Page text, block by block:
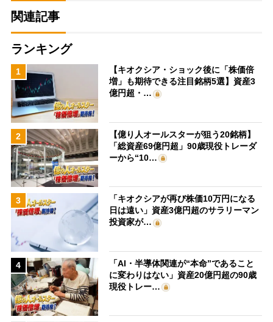
関連記事
ランキング
1
【キオクシア・ショック後に「株価倍
増」も期待できる注目銘柄5選】資産3
億円超・…
2
【億り人オールスターが狙う20銘柄】
「総資産69億円超」90歳現役トレーダ
ーから“10…
3
「キオクシアが再び株価10万円になる
日は遠い」資産3億円超のサラリーマン
投資家が…
4
「AI・半導体関連が“本命”であること
に変わりはない」資産20億円超の90歳
現役トレー…